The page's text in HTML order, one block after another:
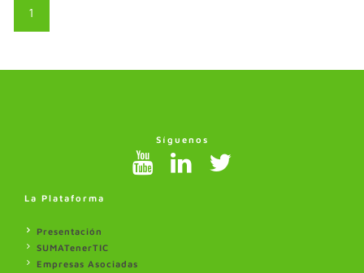
1
Síguenos
La Plataforma
Presentación
SUMATenerTIC
Empresas Asociadas